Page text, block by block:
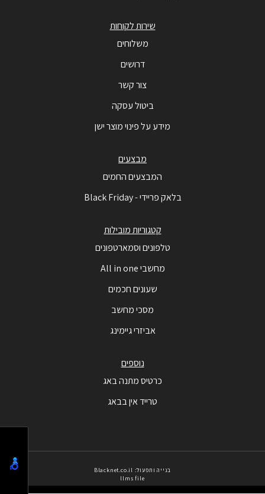
שירות לקוחות
משלוחים
דרושים
צור קשר
ביטול עסקה
מידע על פינוי מוצר ישן
מבצעים
המבצעים החמים
בלאק פריידי - Black Friday
קטגוריות מובילות
טלפונים וסמארטפונים
מחשבי All in one
שעונים חכמים
מסכי מחשב
אביזרי גיימינג
נוספים
כרטיס מתנה באג
טרייד אין בבאג
בנייה ותפעול: Blacknet.co.il
llms file